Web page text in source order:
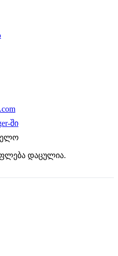
ში
დაცულია.